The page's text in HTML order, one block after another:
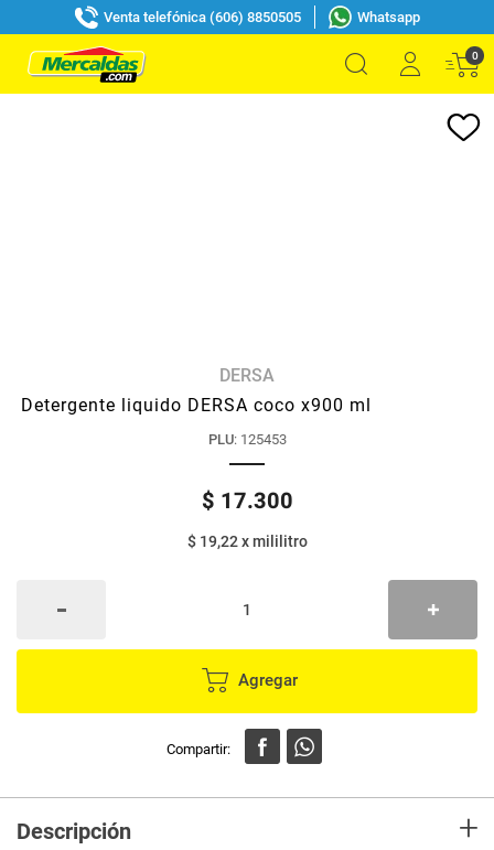
Venta telefónica (606) 8850505 Whatsapp
0
DERSA
Detergente liquido DERSA coco x900 ml
PLU: 125453
$ 17.300
$ 19,22xmililitro
Agregar
Descripción +